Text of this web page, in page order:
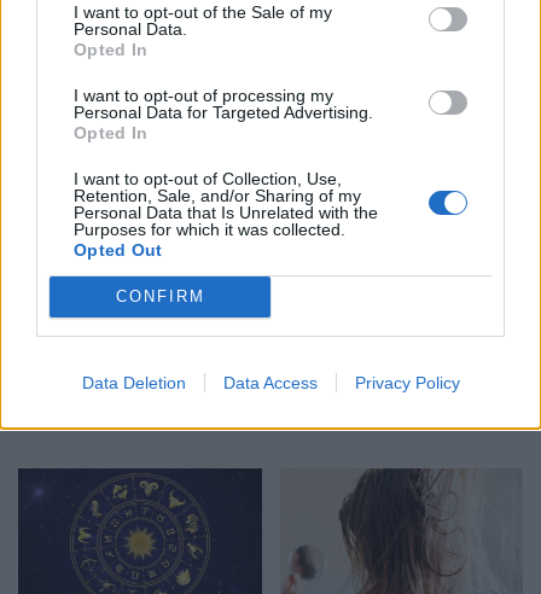
I want to opt-out of the Sale of my
Personal Data.
Opted In
I want to opt-out of processing my
Personal Data for Targeted Advertising.
Opted In
I want to opt-out of Collection, Use,
Retention, Sale, and/or Sharing of my
Personal Data that Is Unrelated with the
Purposes for which it was collected.
Opted Out
CONFIRM
Data Deletion Data Access Privacy Policy
dhe 7 ushqime
tradicionale për festat e
jetën dashurore të secilës
SHTUNËS/ Do të bini
me dikë që nuk e keni
simpatizuar kurrë
për këto dy shenja të